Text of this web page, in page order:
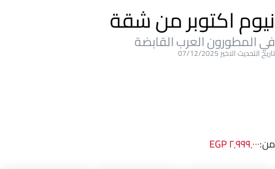
نيوم اكتوبر من شقة
في المطورون العرب القابضة
تاريخ التحديث الاخير 07/12/2025
من:٢٬٩٩٩٬٠٠٠ EGP